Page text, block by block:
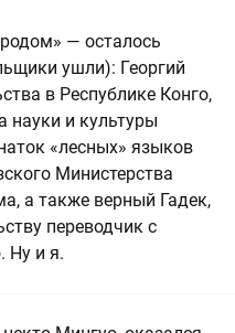
— осталось
ушли): Георгий
в Республике Конго,
науки и культуры
«лесных» языков
Министерства
а также верный Гадек,
переводчик с
Ну и я.